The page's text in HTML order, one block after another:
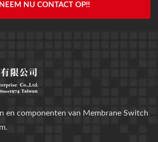
NEEM NU CONTACT OP!!
en componenten van Membrane Switch